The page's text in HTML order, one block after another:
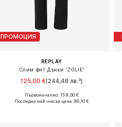
ПРОМОЦИЯ
REPLAY
Слим фит Дънки 'ZOLIE'
125,00 €(244,48 лв.³)
Предлага се в много размери
Първоначално: 159,00 €
Последна най-ниска цена:98,10 €